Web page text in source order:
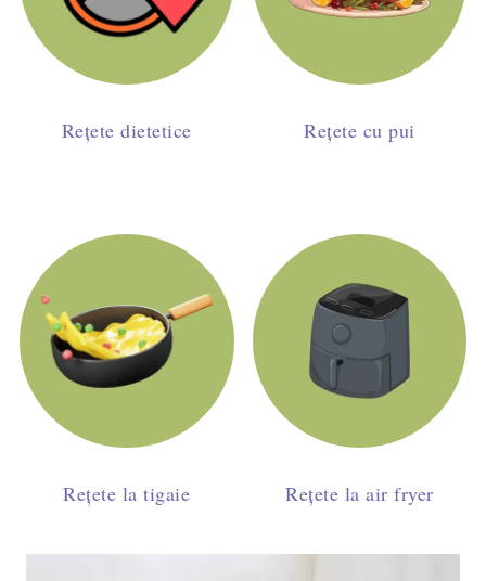
Rețete dietetice Rețete cu pui
Rețete la tigaie Rețete la air fryer